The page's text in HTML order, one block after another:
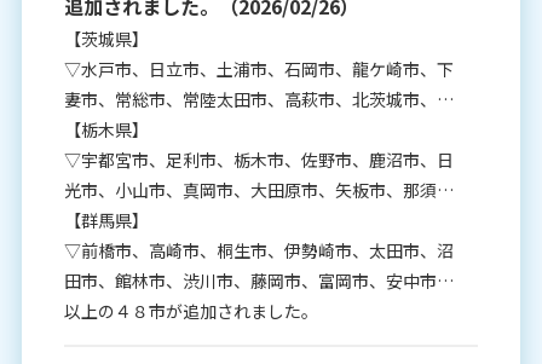
【茨城県】
▽水戸市、日立市、土浦市、石岡市、龍ケ崎市、下
妻市、常総市、常陸太田市、高萩市、北茨城市、笠
間市、取手市、ひたちなか市、潮来市、守谷市、常
陸大宮市、那珂市、筑西市、坂東市、稲敷市、かす
みがうら市、行方市
【栃木県】
▽宇都宮市、足利市、栃木市、佐野市、鹿沼市、日
光市、小山市、真岡市、大田原市、矢板市、那須塩
原市、さくら市、那須烏山市、下野市
【群馬県】
▽前橋市、高崎市、桐生市、伊勢崎市、太田市、沼
田市、館林市、渋川市、藤岡市、富岡市、安中市、
みどり市
以上の４８市が追加されました。